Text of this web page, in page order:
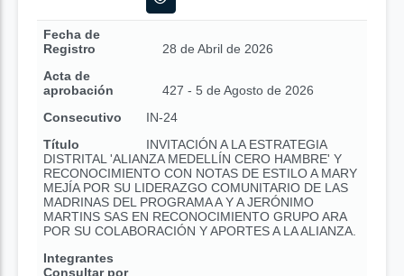
Fecha de
Registro
28 de Abril de 2026
Acta de
aprobación
427 - 5 de Agosto de 2026
Consecutivo
IN-24
Título
INVITACIÓN A LA ESTRATEGIA
DISTRITAL 'ALIANZA MEDELLÍN CERO HAMBRE' Y
RECONOCIMIENTO CON NOTAS DE ESTILO A MARY
MEJÍA POR SU LIDERAZGO COMUNITARIO DE LAS
MADRINAS DEL PROGRAMA A Y A JERÓNIMO
MARTINS SAS EN RECONOCIMIENTO GRUPO ARA
POR SU COLABORACIÓN Y APORTES A LA ALIANZA.
Integrantes
Consultar por